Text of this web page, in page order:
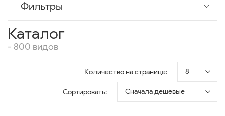
Фильтры
Каталог
- 800 видов
Количество на странице: 8
Сортировать: Сначала дешёвые